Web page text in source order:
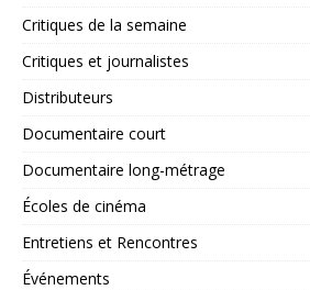
Critiques de la semaine
Critiques et journalistes
Distributeurs
Documentaire court
Documentaire long-métrage
Écoles de cinéma
Entretiens et Rencontres
Événements